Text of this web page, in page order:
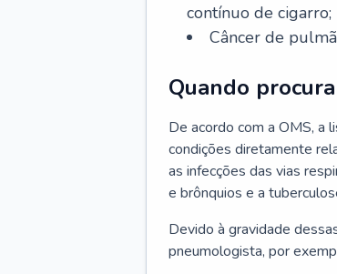
contínuo de cigarro;
Câncer de
Quando
De acordo com a OMS, a
condições diretamente
as infecções das vias
e brônquios e a
Devido à gravidade
pneumologista, por